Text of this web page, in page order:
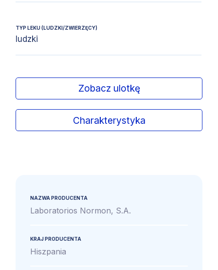
TYP LEKU (LUDZKI/ZWIERZĘCY)
ludzki
Zobacz ulotkę
Charakterystyka
NAZWA PRODUCENTA
Laboratorios Normon, S.A.
KRAJ PRODUCENTA
Hiszpania